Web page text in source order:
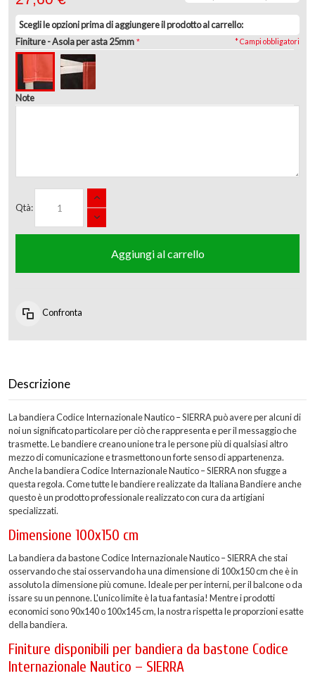
Scegli le opzioni prima di aggiungere il prodotto al carrello:
Finiture- Asola per asta 25mm
Note
* Campi obbligatori
Qtà:
Aggiungi al carrello
Confronta
Descrizione
La bandiera Codice Internazionale Nautico – SIERRA può avere per alcuni di
noi un significato particolare per ciò che rappresenta e per il messaggio che
trasmette. Le bandiere creano unione tra le persone più di qualsiasi altro
mezzo di comunicazione e trasmettono un forte senso di appartenenza.
Anche la bandiera Codice Internazionale Nautico – SIERRA non sfugge a
questa regola. Come tutte le bandiere realizzate da Italiana Bandiere anche
questo è un prodotto professionale realizzato con cura da artigiani
specializzati.
Dimensione 100x150 cm
La bandiera da bastone Codice Internazionale Nautico – SIERRA che stai
osservando che stai osservando ha una dimensione di 100x150 cm che è in
assoluto la dimensione più comune. Ideale per per interni, per il balcone o da
issare su un pennone. L'unico limite è la tua fantasia! Mentre i prodotti
economici sono 90x140 o 100x145 cm, la nostra rispetta le proporzioni esatte
della bandiera.
Finiture disponibili per bandiera da bastone Codice
Internazionale Nautico – SIERRA